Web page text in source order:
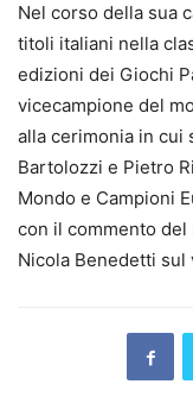
Nel corso della sua
titoli italiani nella
edizioni dei Giochi
vicecampione del
alla cerimonia in cui
Bartolozzi e Pietro
Mondo e Campioni
con il commento
Nicola Benedetti